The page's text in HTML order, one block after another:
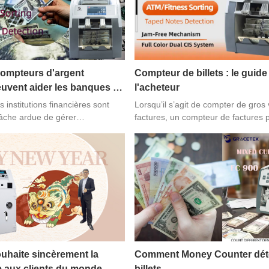
des machines à
et de leur fonctionnement.
d'argent
aider les banques et
institutions financières sont
ardue de gérer
nécessite précision, rapidité
un service client et une
optimaux. Les
GRACETEK sont
pour répondre aux besoins
institutions financières, offrant
et d'avantages
opérations de traitement des
Compteur de billets : le
l'acheteur
Lorsqu’il s’agit de compter de gros
factures, un compteur de factures
fournit un guide d'achat complet
choisir le compteur de factures le
vos besoins.
sincèrement la
Comment Money Counter